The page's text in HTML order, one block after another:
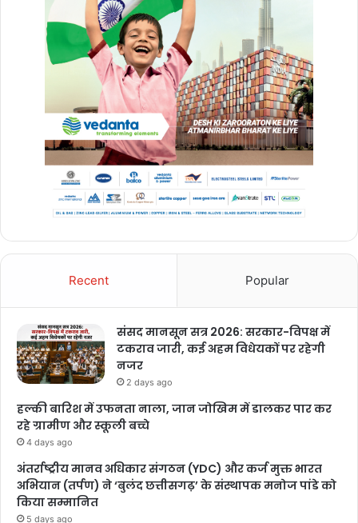
Recent Popular
संसद मानसून सत्र 2026: सरकार-विपक्ष में
टकराव जारी, कई अहम विधेयकों पर रहेगी
नजर
2 days ago
हल्की बारिश में उफनता नाला, जान जोखिम में डालकर पार कर
रहे ग्रामीण और स्कूली बच्चे
4 days ago
अंतर्राष्ट्रीय मानव अधिकार संगठन (YDC) और कर्ज मुक्त भारत
अभियान (तर्पण) ने ‘बुलंद छत्तीसगढ़’ के संस्थापक मनोज पांडे को
किया सम्मानित
5 days ago